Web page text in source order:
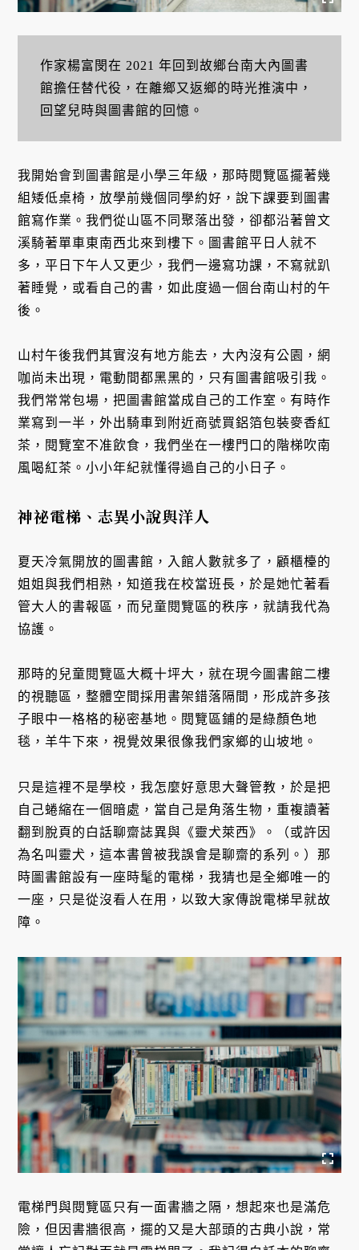
作家楊富閔在 2021 年回到故鄉台南大內圖書
館擔任替代役，在離鄉又返鄉的時光推演中，
回望兒時與圖書館的回憶。
我開始會到圖書館是小學三年級，那時閱覽區擺著幾
組矮低桌椅，放學前幾個同學約好，說下課要到圖書
館寫作業。我們從山區不同聚落出發，卻都沿著曾文
溪騎著單車東南西北來到樓下。圖書館平日人就不
多，平日下午人又更少，我們一邊寫功課，不寫就趴
著睡覺，或看自己的書，如此度過一個台南山村的午
後。
山村午後我們其實沒有地方能去，大內沒有公園，網
咖尚未出現，電動間都黑黑的，只有圖書館吸引我。
我們常常包場，把圖書館當成自己的工作室。有時作
業寫到一半，外出騎車到附近商號買鋁箔包裝麥香紅
茶，閱覽室不准飲食，我們坐在一樓門口的階梯吹南
風喝紅茶。小小年紀就懂得過自己的小日子。
神祕電梯、志異小說與洋人
夏天冷氣開放的圖書館，入館人數就多了，顧櫃檯的
姐姐與我們相熟，知道我在校當班長，於是她忙著看
管大人的書報區，而兒童閱覽區的秩序，就請我代為
協護。
那時的兒童閱覽區大概十坪大，就在現今圖書館二樓
的視聽區，整體空間採用書架錯落隔間，形成許多孩
子眼中一格格的秘密基地。閱覽區鋪的是綠顏色地
毯，羊牛下來，視覺效果很像我們家鄉的山坡地。
只是這裡不是學校，我怎麼好意思大聲管教，於是把
自己蜷縮在一個暗處，當自己是角落生物，重複讀著
翻到脫頁的白話聊齋誌異與《靈犬萊西》。（或許因
為名叫靈犬，這本書曾被我誤會是聊齋的系列。）那
時圖書館設有一座時髦的電梯，我猜也是全鄉唯一的
一座，只是從沒看人在用，以致大家傳說電梯早就故
障。
電梯門與閱覽區只有一面書牆之隔，想起來也是滿危
險，但因書牆很高，擺的又是大部頭的古典小說，常